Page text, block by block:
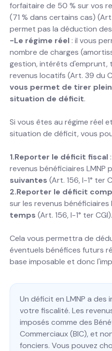
forfaitaire de 50 % sur vos
(71 % dans certains cas)
permet pas la déduction
-Le régime réel : il vous
nombre de charges
gestion, intérêts d'emprunt,
revenus locatifs (Art. 39 du
vous permet de tirer
situation de déficit.
Si vous êtes au régime réel
situation de déficit, vous
1.Reporter le déficit fiscal
revenus bénéficiaires LMNP
suivantes (Art. 156, I-1° ter
2.Reporter le déficit
sur les revenus bénéficiaires
temps (Art. 156, I-1° ter CGI).
Cela vous permettra de
éventuels bénéfices futurs
base imposable et donc
Un déficit en LMNP a
votre fiscalité. Les
imposés comme des
Commerciaux (BIC), et
fonciers. Vous pouvez